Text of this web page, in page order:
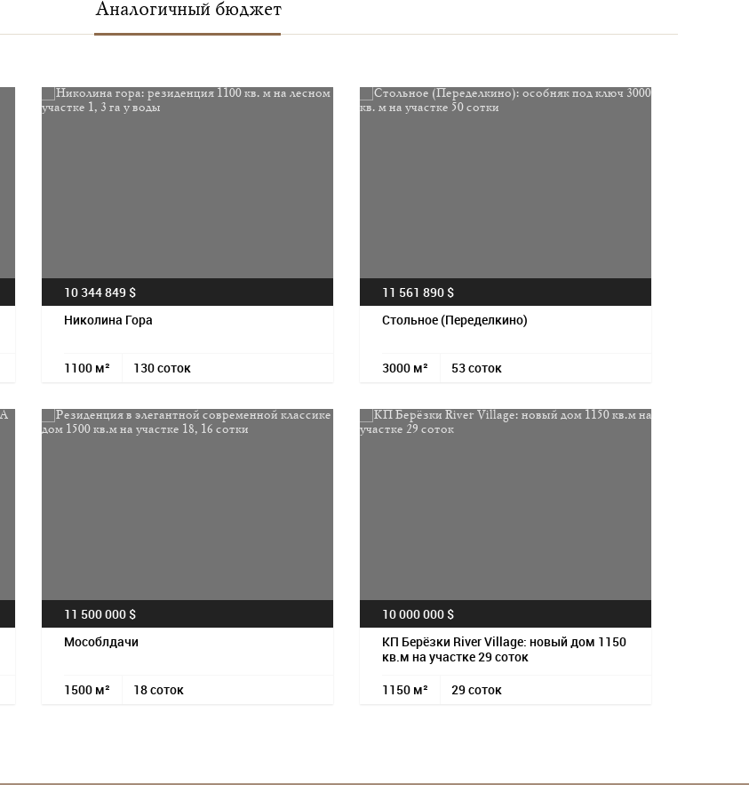
Аналогичный бюджет
10 344 849 $
Николина Гора
1100 м² 130 соток
11 561 890 $
Стольное (Переделкино)
3000 м² 53 соток
11 500 000 $
Мособлдачи
1500 м² 18 соток
10 000 000 $
КП Берёзки River Village: новый дом 1150
кв.м на участке 29 соток
1150 м² 29 соток